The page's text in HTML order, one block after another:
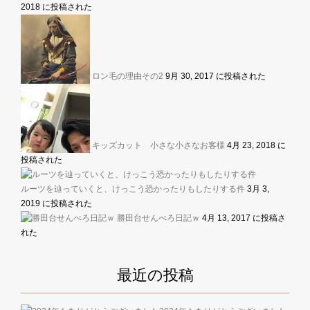
2018 に投稿された
ロン毛の理由その2 9月 30, 2017 に投稿された
キッズカット 小さな小さなお客様 4月 23, 2018 に
投稿された
ルーツを辿っていくと、けっこう恐かったりもしたりする件 3月 3,
2019 に投稿された
勝田台せんべろ日記ｗ 4月 13, 2017 に投稿さ
れた
最近の投稿